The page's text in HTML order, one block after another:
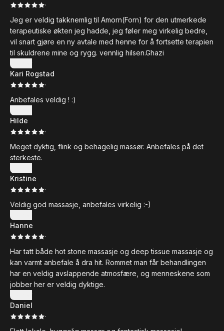
·
Jeg er veldig takknemlig til Amorn(Forn) for den utmerkede
terapeutiske økten jeg hadde, jeg føler meg virkelig bedre,
vil snart gjøre en ny avtale med henne for å fortsette terapien
til skuldrene mine og rygg. vennlig hilsen.Ghazi
Vis mer
Kari Rogstad
·
Anbefales veldig ! :)
Vis mer
Hilde
·
Meget dyktig, flink og behagelig massør. Anbefales på det
sterkeste.
Vis mer
Kristine
·
Veldig god massasje, anbefales virkelig :-)
Vis mer
Hanne
·
Har tatt både hot stone massasje og deep tissue massasje og
kan varmt anbefale å dra hit. Rommet man får behandlingen
har en veldig avslappende atmosfære, og menneskene som
jobber her er veldig dyktige.
Vis mer
Daniel
·